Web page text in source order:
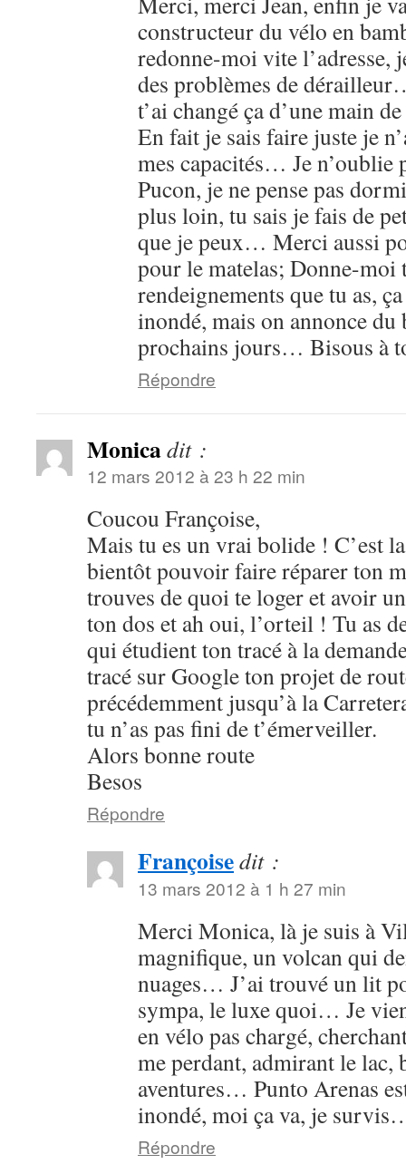
constructeur du vélo en
redonne-moi vite
des problèmes de
t’ai changé ça d’une main
En fait je sais faire juste je
mes capacités… Je n’oublie
Pucon, je ne pense pas
plus loin, tu sais je fais de
que je peux… Merci aussi
pour le matelas; Donne-moi
rendeignements que tu as,
inondé, mais on annonce du
prochains jours… Bisous à
Répondre
Monicadit :
12 mars 2012 à 23 h 22 min
Coucou Françoise,
Mais tu es un vrai bolide ! C’est
bientôt pouvoir faire réparer ton
trouves de quoi te loger et avoir
ton dos et ah oui, l’orteil ! Tu as
qui étudient ton tracé à la
tracé sur Google ton projet de
précédemment jusqu’à la
tu n’as pas fini de t’émerveiller.
Alors bonne route
Besos
Répondre
Françoisedit :
13 mars 2012 à 1 h 27 min
Merci Monica, là je suis à
magnifique, un volcan qui
nuages… J’ai trouvé un lit
sympa, le luxe quoi… Je
en vélo pas chargé,
me perdant, admirant le lac,
aventures… Punto Arenas
inondé, moi ça va, je
Répondre